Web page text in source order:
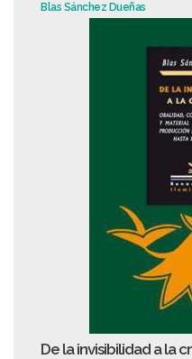
Blas Sánchez Dueñas
De la invisibilidad a la